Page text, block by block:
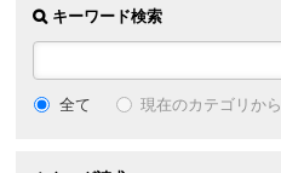
キーワード検索
全て 現在のカテゴリから